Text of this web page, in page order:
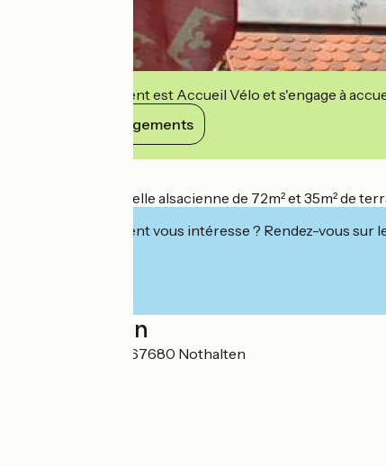
Cet établissement est Accueil Vélo et s'engage à
Voir ses engagements
Maison traditionnelle alsacienne de 72m² et 35m² de
Cet établissement vous intéresse ? Rendez-vous sur
Localisation
9 rue de la Ferme 67680 Nothalten